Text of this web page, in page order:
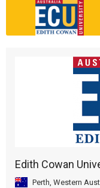
Edith Cowan
Perth, Western